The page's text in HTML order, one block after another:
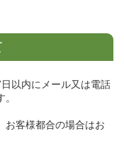
以内にメール又は電話
お客様都合の場合はお